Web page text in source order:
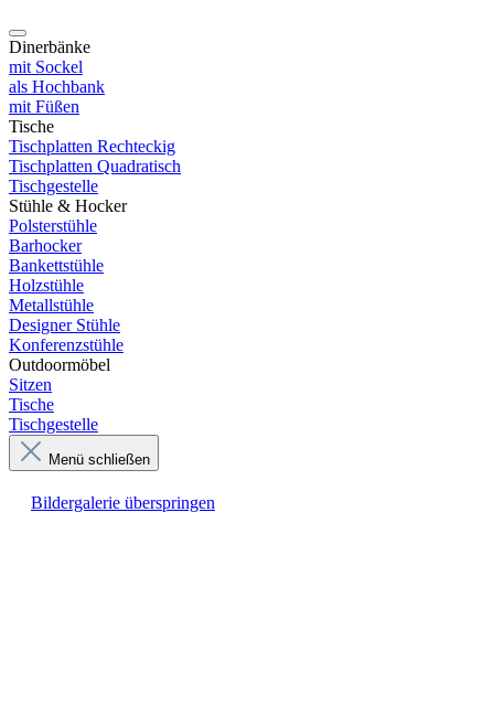
Dinerbänke
mit Sockel
als Hochbank
mit Füßen
Tische
Tischplatten Rechteckig
Tischplatten Quadratisch
Tischgestelle
Stühle & Hocker
Polsterstühle
Barhocker
Bankettstühle
Holzstühle
Metallstühle
Designer Stühle
Konferenzstühle
Outdoormöbel
Sitzen
Tische
Tischgestelle
Menü schließen
Bildergalerie überspringen